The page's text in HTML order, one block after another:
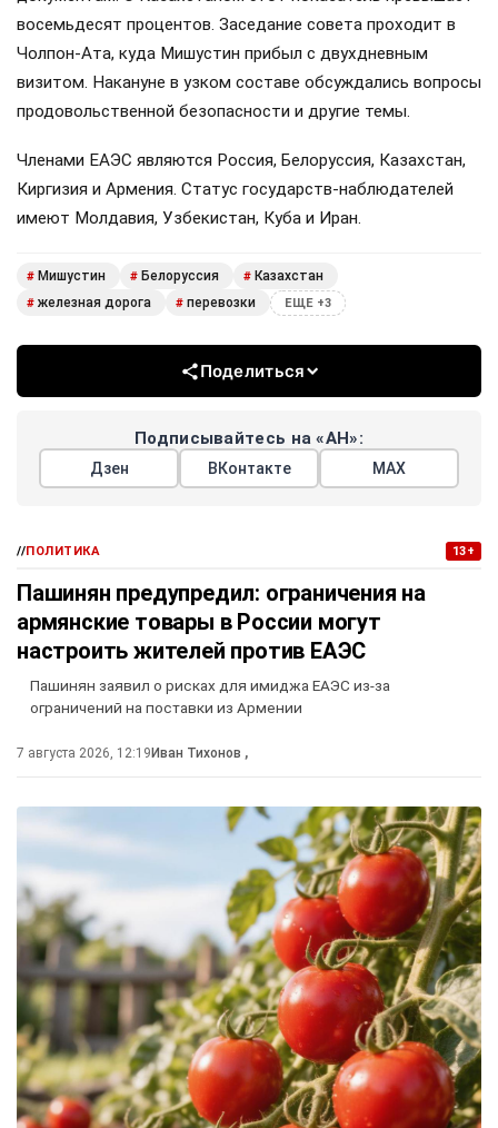
восемьдесят процентов. Заседание совета проходит в
Чолпон-Ата, куда Мишустин прибыл с двухдневным
визитом. Накануне в узком составе обсуждались вопросы
продовольственной безопасности и другие темы.
Членами ЕАЭС являются Россия, Белоруссия, Казахстан,
Киргизия и Армения. Статус государств-наблюдателей
имеют Молдавия, Узбекистан, Куба и Иран.
# Мишустин # Белоруссия # Казахстан
# железная дорога # перевозки ЕЩЕ +3
Поделиться
Подписывайтесь на «АН»:
Дзен ВКонтакте МАХ
//ПОЛИТИКА 13+
Пашинян предупредил: ограничения на
армянские товары в России могут
настроить жителей против ЕАЭС
Пашинян заявил о рисках для имиджа ЕАЭС из-за
ограничений на поставки из Армении
7 августа 2026, 12:19 Иван Тихонов ,